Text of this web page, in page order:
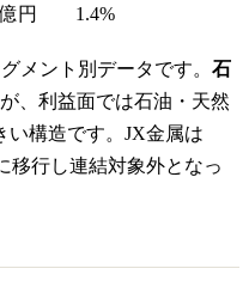
円 1.4%
メント別データです。 石
、利益面では石油・天然
い構造です。JX金属は
移行し連結対象外となっ